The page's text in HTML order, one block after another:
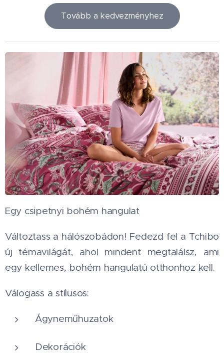
Tovább a kedvezményhez
Egy csipetnyi bohém hangulat
Változtass a hálószobádon! Fedezd fel a Tchibo
új témavilágát, ahol mindent megtalálsz, ami
egy kellemes, bohém hangulatú otthonhoz kell.
Válogass a stílusos:
Ágyneműhuzatok
Dekorációk